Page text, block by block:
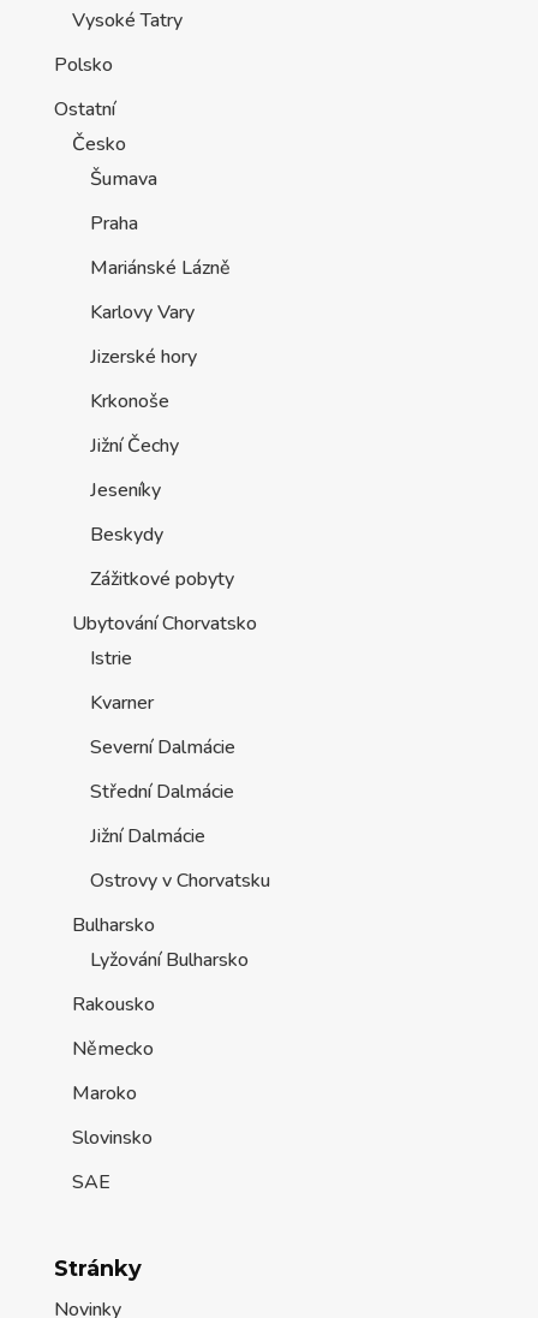
Vysoké Tatry
Polsko
Ostatní
Česko
Šumava
Praha
Mariánské Lázně
Karlovy Vary
Jizerské hory
Krkonoše
Jižní Čechy
Jeseníky
Beskydy
Zážitkové pobyty
Ubytování Chorvatsko
Istrie
Kvarner
Severní Dalmácie
Střední Dalmácie
Jižní Dalmácie
Ostrovy v Chorvatsku
Bulharsko
Lyžování Bulharsko
Rakousko
Německo
Maroko
Slovinsko
SAE
Stránky
Novinky